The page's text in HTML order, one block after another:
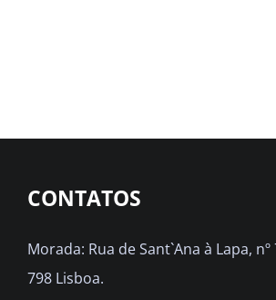
The
may
chosen
on
CONTATOS
Morada: Rua de Sant`Ana à Lapa, nº
798 Lisboa.